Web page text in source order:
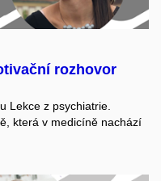
rozhovor
Lekce z psychiatrie.
která v medicíně nachází